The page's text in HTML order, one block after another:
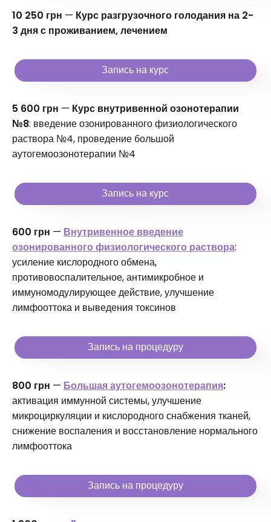
10 250 грн — Курс разгрузочного голодания на 2-
3 дня с проживанием, лечением
Запись на курс
5 600 грн — Курс внутривенной озонотерапии
№8: введение озонированного физиологического
раствора №4, проведение большой
аутогемоозонотерапии №4
Запись на курс
600 грн — Внутривенное введение
озонированного физиологического раствора:
усиление кислородного обмена,
противовоспалительное, антимикробное и
иммуномодулирующее действие, улучшение
лимфооттока и выведения токсинов
Запись на процедуру
800 грн — Большая аутогемоозонотерапия:
активация иммунной системы, улучшение
микроциркуляции и кислородного снабжения тканей,
снижение воспаления и восстановление нормального
лимфооттока
Запись на процедуру